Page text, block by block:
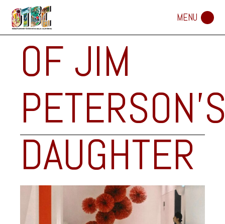
THE REIGN
OF JIM
DAUGHTER